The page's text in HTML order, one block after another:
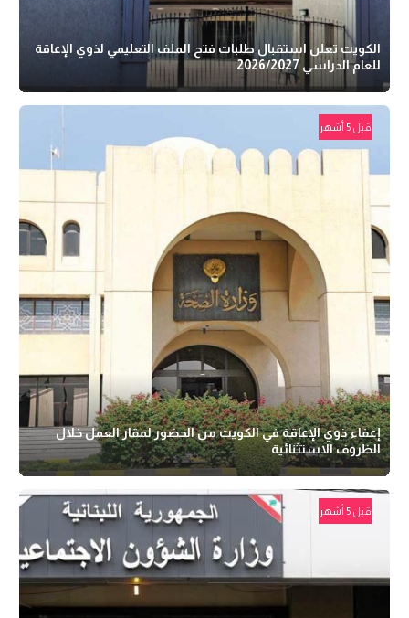
الكويت تعلن استقبال طلبات فتح الملف التعليمي لذوي الإعاقة
للعام الدراسي 2026/2027
قبل 5 أشهر
إعفاء ذوي الإعاقة في الكويت من الحضور لمقار العمل خلال
الظروف الاستثنائية
قبل 5 أشهر